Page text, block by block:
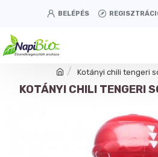
BELÉPÉS
Kotányi chili tengeri
KOTÁNYI CHILI TENGERI